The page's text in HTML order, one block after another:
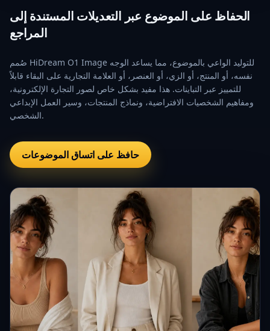
الحفاظ على الموضوع عبر التعديلات المستندة إلى
المراجع
صُمم HiDream O1 Image للتوليد الواعي بالموضوع، مما يساعد الوجه
نفسه، أو المنتج، أو الزي، أو العنصر، أو العلامة التجارية على البقاء قابلاً
للتمييز عبر التباينات. هذا مفيد بشكل خاص لصور التجارة الإلكترونية،
ومفاهيم الشخصيات الافتراضية، ونماذج المنتجات، وسير العمل الإبداعي
الشخصي.
حافظ على اتساق الموضوعات